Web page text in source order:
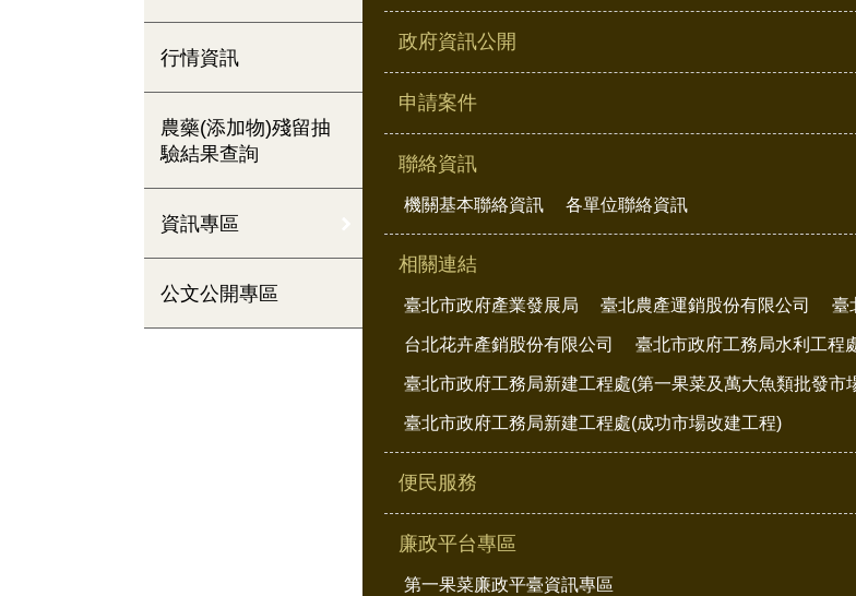
行情資訊
農藥(添加物)殘留抽
驗結果查詢
資訊專區
公文公開專區
政府資訊公開
申請案件
聯絡資訊
機關基本聯絡資訊 各單位聯絡資訊
相關連結
臺北市政府產業發展局 臺北農產運銷股份有限公司 臺
台北花卉產銷股份有限公司 臺北市政府工務局水利工程
臺北市政府工務局新建工程處(第一果菜及萬大魚類批發市
臺北市政府工務局新建工程處(成功市場改建工程)
便民服務
廉政平台專區
第一果菜廉政平臺資訊專區